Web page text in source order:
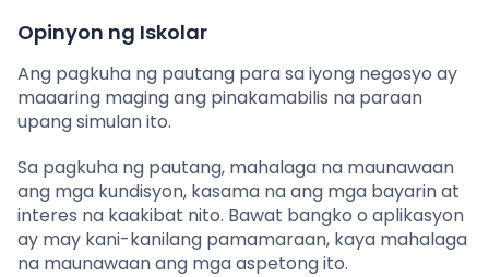
Opinyon ng Iskolar
Ang pagkuha ng pautang para sa iyong negosyo ay
maaaring maging ang pinakamabilis na paraan
upang simulan ito.
Sa pagkuha ng pautang, mahalaga na maunawaan
ang mga kundisyon, kasama na ang mga bayarin at
interes na kaakibat nito. Bawat bangko o aplikasyon
ay may kani-kanilang pamamaraan, kaya mahalaga
na maunawaan ang mga aspetong ito.